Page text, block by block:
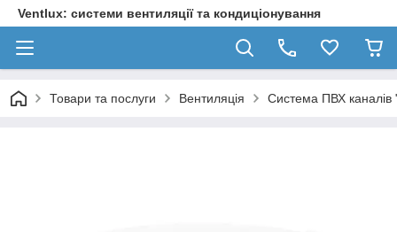
Ventlux: системи вентиляції та кондиціонування
Товари та послуги Вентиляція Система ПВХ каналів